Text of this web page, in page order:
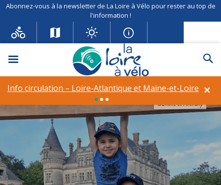
Abonnez-vous à la newsletter de La Loire à Vélo pour rester au top de
l'information !
Menu
×
Info circulation – Loire-Atlantique et Maine-et-Loire
©Emilie et Anthony